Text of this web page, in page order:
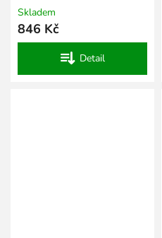
Skladem
846 Kč
Detail